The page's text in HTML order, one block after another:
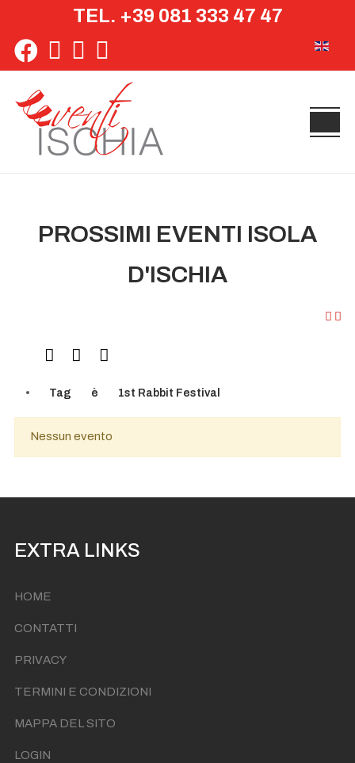
TEL. +39 081 333 47 47
PROSSIMI EVENTI ISOLA
D'ISCHIA
Tag è 1st Rabbit Festival
Nessun evento
EXTRA LINKS
HOME
CONTATTI
PRIVACY
TERMINI E CONDIZIONI
MAPPA DEL SITO
LOGIN